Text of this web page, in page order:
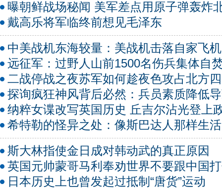
曝朝鲜战场秘闻 美军差点用原子弹轰炸
戴高乐将军临终前想见毛泽东
中美战机东海较量：美战机击落自家飞机
远征军：过野人山前1500名伤兵集体自
二战停战之夜苏军如何趁夜色攻占北方
探询疯狂神风背后必然：兵员素质降低
纳粹女谍改写英国历史 丘吉尔沾光登上
希特勒的怪异之处：像斯巴达人那样生活
斯大林指使金日成对韩动武的真正原因
英国元帅蒙哥马利奉劝世界不要跟中国
日本历史上也曾发起过抵制“唐货”运动